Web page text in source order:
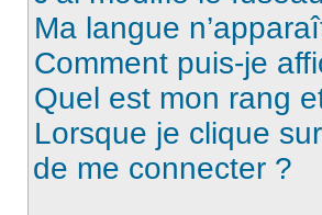
Ma langue
Comment puis-je
Quel est mon rang
Lorsque je clique
de me connecter ?